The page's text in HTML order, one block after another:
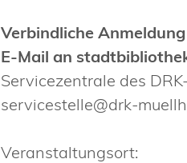
Verbindliche
E-Mail an
Servicezentrale des
servicestelle@drk-
Veranstaltungsort: